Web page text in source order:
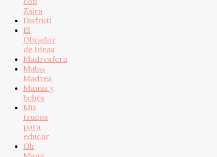
Zaira
Disfruti
El
Obrador
de Ideas
Madresfera
Malas
Madres
Mamis y
bebés
Mis
trucos
para
educar
Oh